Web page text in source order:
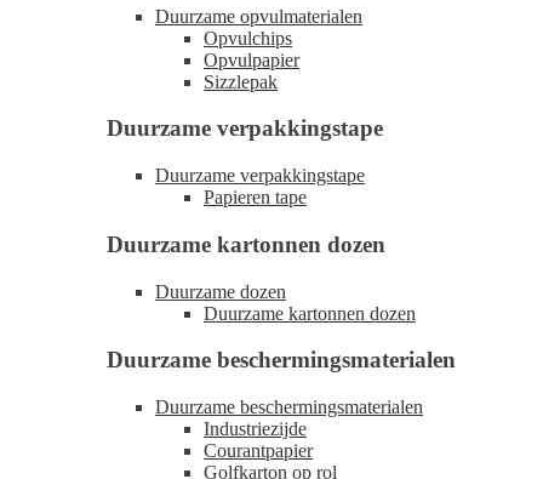
Duurzame opvulmaterialen
Opvulchips
Opvulpapier
Sizzlepak
Duurzame verpakkingstape
Duurzame verpakkingstape
Papieren tape
Duurzame kartonnen dozen
Duurzame dozen
Duurzame kartonnen dozen
Duurzame beschermingsmaterialen
Duurzame beschermingsmaterialen
Industriezijde
Courantpapier
Golfkarton op rol